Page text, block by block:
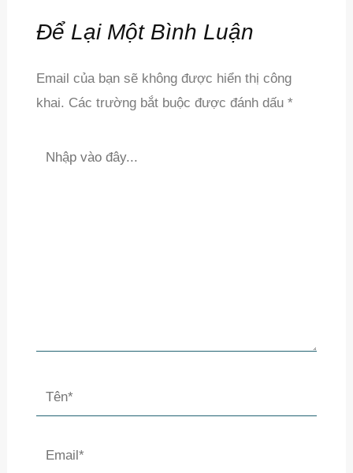
Để Lại Một Bình Luận
Email của bạn sẽ không được hiển thị công
khai. Các trường bắt buộc được đánh dấu *
Tên*
Email*